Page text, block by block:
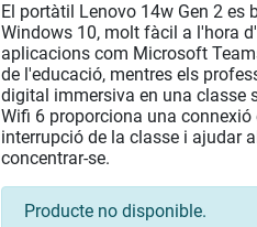
El portàtil Lenovo 14w Gen 2 es
Windows 10, molt fàcil a l'hora
aplicacions com Microsoft
de l'educació, mentres els
digital immersiva en una classe
Wifi 6 proporciona una
interrupció de la classe i ajudar
concentrar-se.
Producte no disponible.